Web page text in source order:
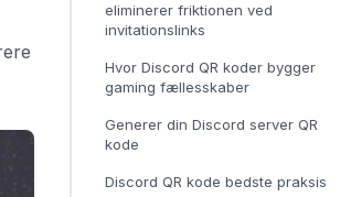
eliminerer friktionen ved
invitationslinks
Hvor Discord QR koder bygger
gaming fællesskaber
Generer din Discord server QR
kode
Discord QR kode bedste praksis